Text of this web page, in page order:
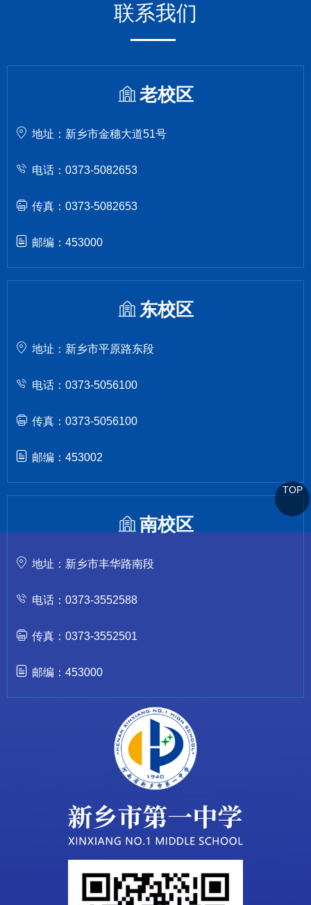
联系我们
老校区
地址：新乡市金穗大道51号
电话：0373-5082653
传真：0373-5082653
邮编：453000
东校区
地址：新乡市平原路东段
电话：0373-5056100
传真：0373-5056100
邮编：453002
南校区
地址：新乡市丰华路南段
电话：0373-3552588
传真：0373-3552501
邮编：453000
TOP